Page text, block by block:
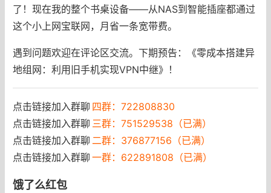
了！现在我的整个书桌设备——从NAS到智能插座都通过
这个小上网宝联网，月省一条宽带费。
遇到问题欢迎在评论区交流。下期预告：《零成本搭建异
地组网：利用旧手机实现VPN中继》！
点击链接加入群聊 四群：722808830
点击链接加入群聊 三群：751529538（已满）
点击链接加入群聊 二群：376877156（已满）
点击链接加入群聊 一群：622891808（已满）
饿了么红包